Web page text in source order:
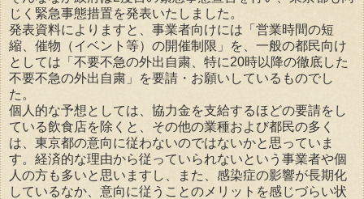
じく緊急事態措置を発表いたしました。
発表資料によりますと、事業者向けには「営業時間の短
縮、催物（イベント等）の開催制限」を、一般の都民向け
としては「不要不急の外出自粛、特に20時以降の徹底した
不要不急の外出自粛」を要請・お願いしているものでし
た。
個人的な予想としては、協力金を支給するほどの要請をし
ている飲食店を除くと、その他の業種および都民の多く
は、東京都の意向に従わないのではないかと思っていま
す。経済的な理由から従っていられないという事業者や個
人の方も多いと思いますし、また、感染症の影響が長期化
しているなか、意向に従うことのメリットを感じづらい状